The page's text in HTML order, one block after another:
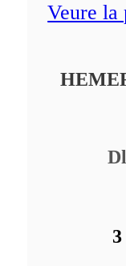
Veure la
Dl
3